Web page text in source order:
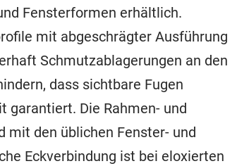
Fensterformen erhältlich.
mit abgeschrägter Ausführung
Schmutzablagerungen an den
dass sichtbare Fugen
garantiert. Die Rahmen- und
mit den üblichen Fenster- und
Eckverbindung ist bei eloxierten